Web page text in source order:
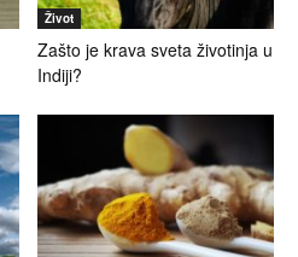
Život
Zašto je krava sveta životinja u
Indiji?